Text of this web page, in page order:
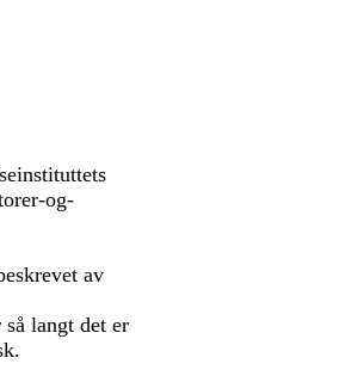
og-
av
langt det er